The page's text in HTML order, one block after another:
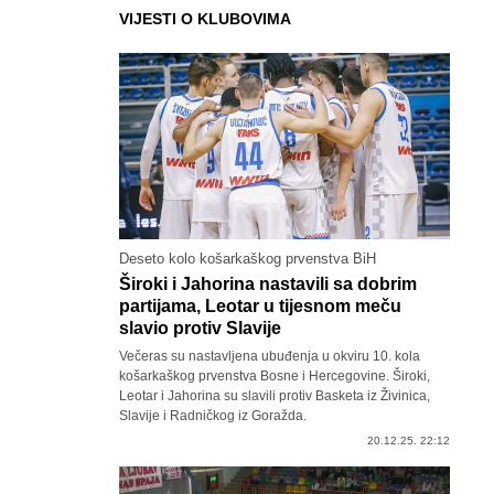
VIJESTI O KLUBOVIMA
Deseto kolo košarkaškog prvenstva BiH
Široki i Jahorina nastavili sa dobrim
partijama, Leotar u tijesnom meču
slavio protiv Slavije
Večeras su nastavljena ubuđenja u okviru 10. kola
košarkaškog prvenstva Bosne i Hercegovine. Široki,
Leotar i Jahorina su slavili protiv Basketa iz Živinica,
Slavije i Radničkog iz Goražda.
20.12.25. 22:12